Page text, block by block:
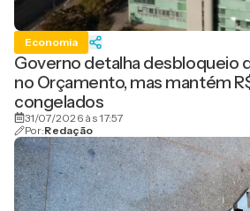
Economia
Governo detalha desbloqueio
no Orçamento, mas mantém
congelados
31/07/2026 às 17:57
Por:Redação